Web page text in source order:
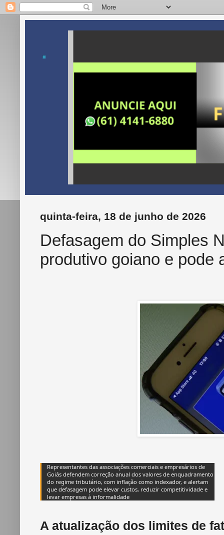
.
quinta-feira, 18 de junho de 2026
Defasagem do Simples
produtivo goiano e pode
Representantes das associações comerciais e empresários de
Goiás defendem correção anual dos valores de enquadramento
do regime tributário, com inflação como indexador, e alertam
que defasagem pode elevar custos, reduzir competitividade e
levar empresas à informalidade
A atualização dos limites de